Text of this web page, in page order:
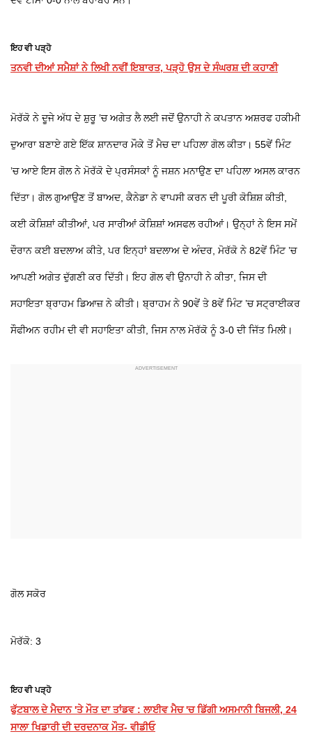
ਇਹ ਵੀ ਪੜ੍ਹੋ
ਤਨਵੀ ਦੀਆਂ ਸਮੈਸ਼ਾਂ ਨੇ ਲਿਖੀ ਨਵੀਂ ਇਬਾਰਤ, ਪੜ੍ਹੋ ਉਸ ਦੇ ਸੰਘਰਸ਼ ਦੀ ਕਹਾਣੀ
ਮੋਰੱਕੋ ਨੇ ਦੂਜੇ ਅੱਧ ਦੇ ਸ਼ੁਰੂ ’ਚ ਅਗੇਤ ਲੈ ਲਈ ਜਦੋਂ ਉਨਾਹੀ ਨੇ ਕਪਤਾਨ ਅਸ਼ਰਫ ਹਕੀਮੀ
ਦੁਆਰਾ ਬਣਾਏ ਗਏ ਇੱਕ ਸ਼ਾਨਦਾਰ ਮੌਕੇ ਤੋਂ ਮੈਚ ਦਾ ਪਹਿਲਾ ਗੋਲ ਕੀਤਾ। 55ਵੇਂ ਮਿੰਟ
’ਚ ਆਏ ਇਸ ਗੋਲ ਨੇ ਮੋਰੱਕੋ ਦੇ ਪ੍ਰਸੰਸਕਾਂ ਨੂੰ ਜਸ਼ਨ ਮਨਾਉਣ ਦਾ ਪਹਿਲਾ ਅਸਲ ਕਾਰਨ
ਦਿੱਤਾ। ਗੋਲ ਗੁਆਉਣ ਤੋਂ ਬਾਅਦ, ਕੈਨੇਡਾ ਨੇ ਵਾਪਸੀ ਕਰਨ ਦੀ ਪੂਰੀ ਕੋਸ਼ਿਸ਼ ਕੀਤੀ,
ਕਈ ਕੋਸ਼ਿਸ਼ਾਂ ਕੀਤੀਆਂ, ਪਰ ਸਾਰੀਆਂ ਕੋਸ਼ਿਸ਼ਾਂ ਅਸਫਲ ਰਹੀਆਂ। ਉਨ੍ਹਾਂ ਨੇ ਇਸ ਸਮੇਂ
ਦੌਰਾਨ ਕਈ ਬਦਲਾਅ ਕੀਤੇ, ਪਰ ਇਨ੍ਹਾਂ ਬਦਲਾਅ ਦੇ ਅੰਦਰ, ਮੋਰੱਕੋ ਨੇ 82ਵੇਂ ਮਿੰਟ ’ਚ
ਆਪਣੀ ਅਗੇਤ ਦੁੱਗਣੀ ਕਰ ਦਿੱਤੀ। ਇਹ ਗੋਲ ਵੀ ਉਨਾਹੀ ਨੇ ਕੀਤਾ, ਜਿਸ ਦੀ
ਸਹਾਇਤਾ ਬ੍ਰਾਹਮ ਡਿਆਜ਼ ਨੇ ਕੀਤੀ। ਬ੍ਰਾਹਮ ਨੇ 90ਵੇਂ ਤੇ 8ਵੇਂ ਮਿੰਟ ’ਚ ਸਟ੍ਰਾਈਕਰ
ਸੌਫੀਅਨ ਰਹੀਮ ਦੀ ਵੀ ਸਹਾਇਤਾ ਕੀਤੀ, ਜਿਸ ਨਾਲ ਮੋਰੱਕੋ ਨੂੰ 3-0 ਦੀ ਜਿੱਤ ਮਿਲੀ।
ਗੋਲ ਸਕੋਰ
ਮੋਰੱਕੋ: 3
ਇਹ ਵੀ ਪੜ੍ਹੋ
ਫੁੱਟਬਾਲ ਦੇ ਮੈਦਾਨ 'ਤੇ ਮੌਤ ਦਾ ਤਾਂਡਵ : ਲਾਈਵ ਮੈਚ 'ਚ ਡਿੱਗੀ ਅਸਮਾਨੀ ਬਿਜਲੀ, 24
ਸਾਲਾ ਖਿਡਾਰੀ ਦੀ ਦਰਦਨਾਕ ਮੌਤ- ਵੀਡੀਓ